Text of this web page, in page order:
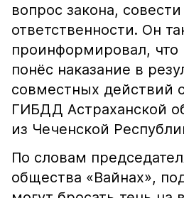
вопрос закона,
ответственности. Он
проинформировал, что
понёс наказание в
совместных действий
ГИБДД Астраханской
из Чеченской
По словам
общества «Вайнах»,